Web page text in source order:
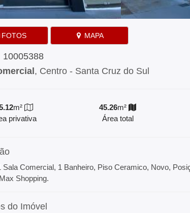
MAPA
10005388
, Centro - Santa Cruz do Sul
m²
privativa
45.26m²
Área total
Sala Comercial, 1 Banheiro, Piso Ceramico, Novo,
Shopping.
do Imóvel